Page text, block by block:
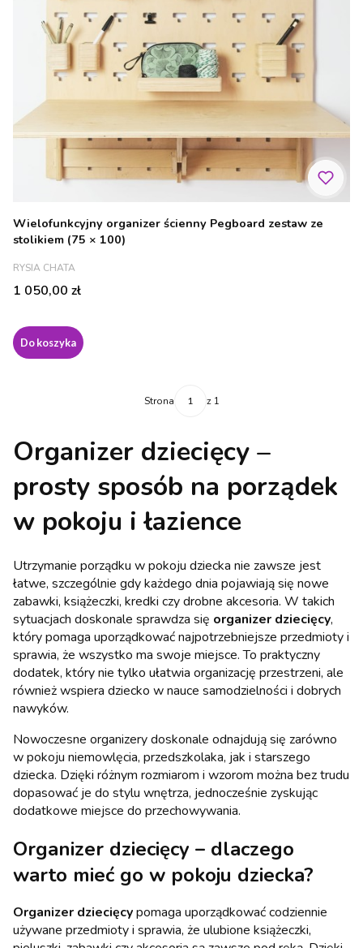
Wielofunkcyjny organizer ścienny Pegboard zestaw ze
stolikiem (75 × 100)
PRODUCENT
RYSIA CHATA
Cena
1 050,00 zł
Do koszyka
Strona z 1
Organizer dziecięcy –
prosty sposób na porządek
w pokoju i łazience
Utrzymanie porządku w pokoju dziecka nie zawsze jest
łatwe, szczególnie gdy każdego dnia pojawiają się nowe
zabawki, książeczki, kredki czy drobne akcesoria. W takich
sytuacjach doskonale sprawdza się organizer dziecięcy,
który pomaga uporządkować najpotrzebniejsze przedmioty i
sprawia, że wszystko ma swoje miejsce. To praktyczny
dodatek, który nie tylko ułatwia organizację przestrzeni, ale
również wspiera dziecko w nauce samodzielności i dobrych
nawyków.
Nowoczesne organizery doskonale odnajdują się zarówno
w pokoju niemowlęcia, przedszkolaka, jak i starszego
dziecka. Dzięki różnym rozmiarom i wzorom można bez trudu
dopasować je do stylu wnętrza, jednocześnie zyskując
dodatkowe miejsce do przechowywania.
Organizer dziecięcy – dlaczego
warto mieć go w pokoju dziecka?
Organizer dziecięcypomaga uporządkować codziennie
używane przedmioty i sprawia, że ulubione książeczki,